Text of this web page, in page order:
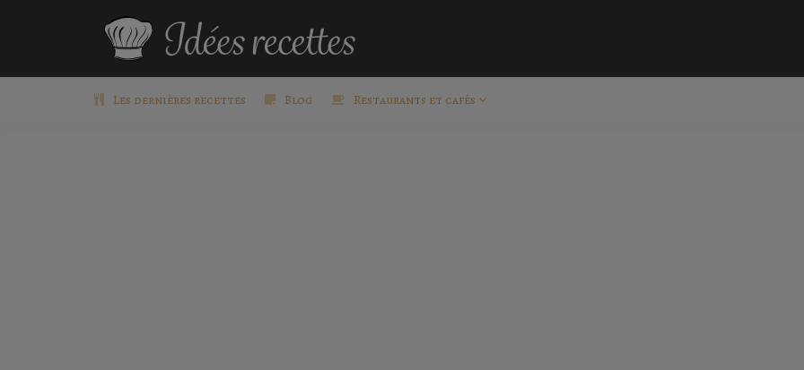
Les dernières recettes Blog Restaurants et cafés